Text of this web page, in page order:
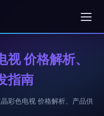
价格解析、
指南
彩色电视 价格解析、产品供